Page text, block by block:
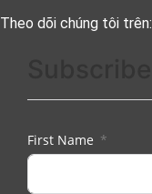
Theo dõi chúng tôi trên:
First Name